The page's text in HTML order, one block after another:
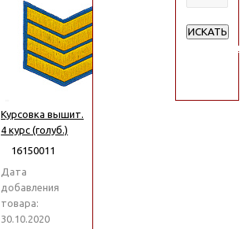
Курсовка вышит.
4 курс (голуб.)
16150011
Дата
добавления
товара:
30.10.2020
ИСКАТЬ